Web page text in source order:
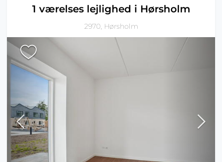
1 værelses lejlighed i Hørsholm
2970, Hørsholm